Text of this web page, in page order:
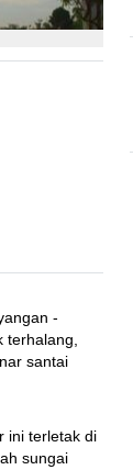
-
terhalang,
santai
ini terletak di
sungai